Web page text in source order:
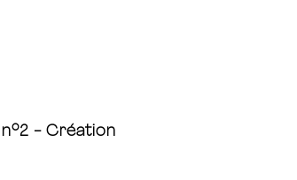
- Création